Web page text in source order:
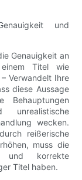
und
Genauigkeit an
Titel wie
Verwandelt Ihre
diese Aussage
Behauptungen
unrealistische
wecken.
reißerische
muss die
und korrekte
Titel haben.